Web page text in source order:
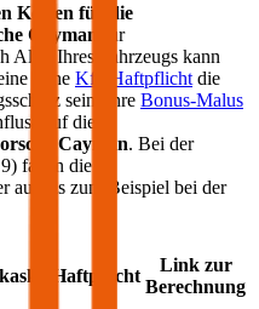
Kosten für die
Cayman
für
Alter Ihres Fahrzeugs kann
reine Kfz-Haftpflicht die
sein. Ihre Bonus-Malus
auf die
Cayman. Bei der
fallen die
aus als zum Beispiel bei der
Haftpflicht
Link zur
Berechnung